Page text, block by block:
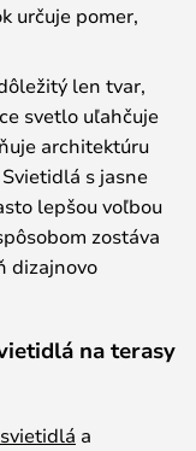
určuje pomer,
len tvar,
svetlo uľahčuje
architektúru
s jasne
lepšou voľbou
zostáva
dizajnovo
na terasy
a